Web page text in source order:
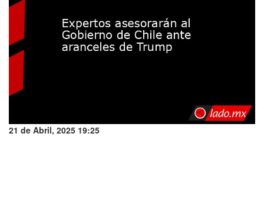
21 de Abril, 2025 19:25